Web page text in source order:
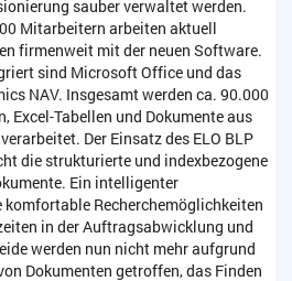
sauber verwaltet werden.
Mitarbeitern arbeiten aktuell
firmenweit mit der neuen Software.
sind Microsoft Office und das
NAV. Insgesamt werden ca. 90.000
Excel-Tabellen und Dokumente aus
Der Einsatz des ELO BLP
die strukturierte und indexbezogene
Ein intelligenter
Recherchemöglichkeiten
in der Auftragsabwicklung und
werden nun nicht mehr aufgrund
Dokumenten getroffen, das Finden